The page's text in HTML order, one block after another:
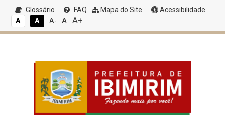
Glossário FAQ Mapa do Site
Acessibilidade
A
A A- A A+